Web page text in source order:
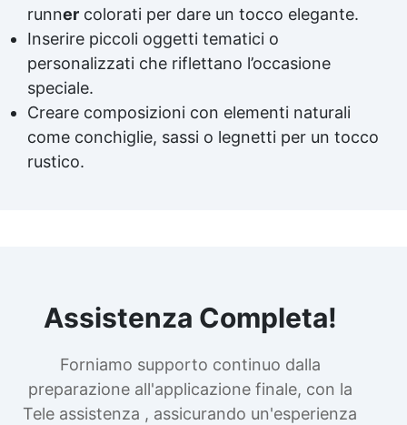
runner colorati per dare un tocco elegante.
Inserire piccoli oggetti tematici o
personalizzati che riflettano l’occasione
speciale.
Creare composizioni con elementi naturali
come conchiglie, sassi o legnetti per un tocco
rustico.
Assistenza Completa!
Forniamo supporto continuo dalla
preparazione all'applicazione finale, con la
Tele assistenza , assicurando un'esperienza